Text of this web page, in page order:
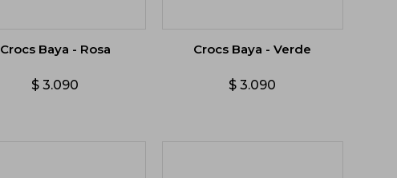
Crocs Baya - Rosa
$ 3.090
Crocs Baya - Verde
$ 3.090